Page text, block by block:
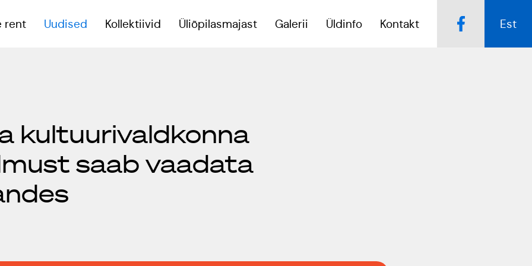
rent Uudised Kollektiivid Üliõpilasmajast Galerii
galakontsert
Üldinfo Kontakt Est
kultuurivaldkonna
saab vaadata